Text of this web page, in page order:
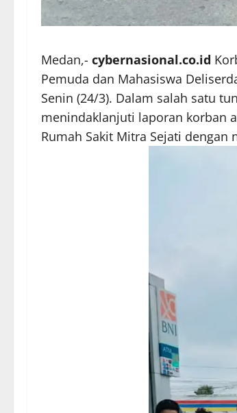
Medan,- cybernasional.co.id
Pemuda dan Mahasiswa
Senin (24/3). Dalam salah satu
menindaklanjuti laporan korban
Rumah Sakit Mitra Sejati dengan